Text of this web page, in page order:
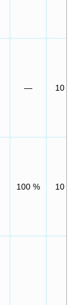
— 10
100 % 10